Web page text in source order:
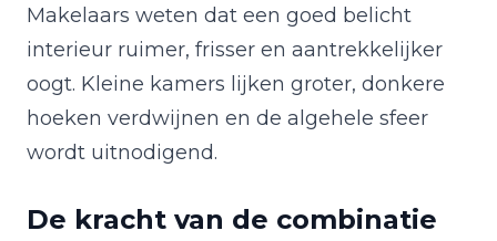
Makelaars weten dat een goed belicht
interieur ruimer, frisser en aantrekkelijker
oogt. Kleine kamers lijken groter, donkere
hoeken verdwijnen en de algehele sfeer
wordt uitnodigend.
De kracht van de combinatie